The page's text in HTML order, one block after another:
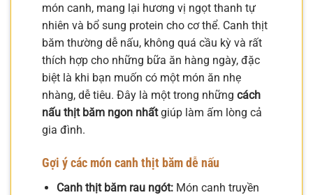
món canh, mang lại hương vị ngọt thanh tự
nhiên và bổ sung protein cho cơ thể. Canh thịt
băm thường dễ nấu, không quá cầu kỳ và rất
thích hợp cho những bữa ăn hàng ngày, đặc
biệt là khi bạn muốn có một món ăn nhẹ
nhàng, dễ tiêu. Đây là một trong những cách
nấu thịt băm ngon nhấtgiúp làm ấm lòng cả
gia đình.
Gợi ý các món canh thịt băm dễ nấu
Canh thịt băm rau ngót:Món canh truyền